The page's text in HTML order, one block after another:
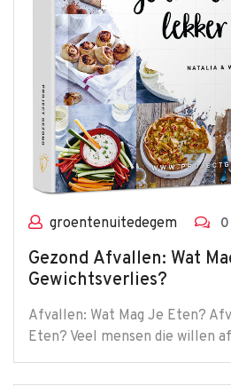
groentenuitedegem
Gezond Afvallen: Wat
Gewichtsverlies?
Afvallen: Wat Mag Je Eten?
Eten? Veel mensen die willen